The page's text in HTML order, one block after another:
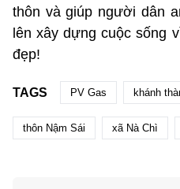
thôn và giúp người dân
lên xây dựng cuộc sống
đẹp!
TAGS PV Gas khánh
thôn Nậm Sái xã Nà Chì